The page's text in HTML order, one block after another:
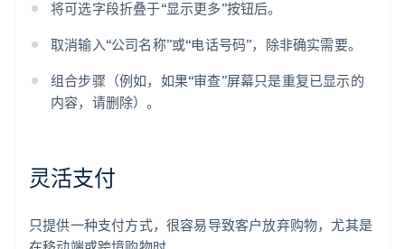
将可选字段折叠于“显示更多”按钮后。
取消输入“公司名称”或“电话号码”，除非确实需要。
组合步骤（例如，如果“审查”屏幕只是重复已显示的
内容，请删除）。
灵活支付
只提供一种支付方式，很容易导致客户放弃购物，尤其是